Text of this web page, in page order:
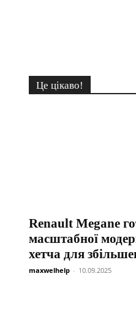
Це цікаво!
Renault Megane
масштабної
хетча для
maxwelhelp - 10.09.2025